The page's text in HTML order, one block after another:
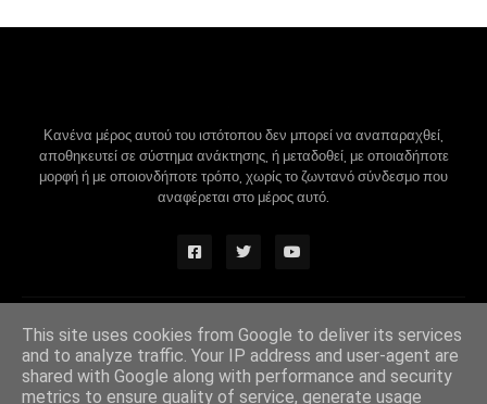
Κανένα μέρος αυτού του ιστότοπου δεν μπορεί να αναπαραχθεί,
αποθηκευτεί σε σύστημα ανάκτησης, ή μεταδοθεί, με οποιαδήποτε
μορφή ή με οποιονδήποτε τρόπο, χωρίς το ζωντανό σύνδεσμο που
αναφέρεται στο μέρος αυτό.
Design by - Blogger Themes |Blogger Templates
This site uses cookies from Google to deliver its services
and to analyze traffic. Your IP address and user-agent are
shared with Google along with performance and security
metrics to ensure quality of service, generate usage